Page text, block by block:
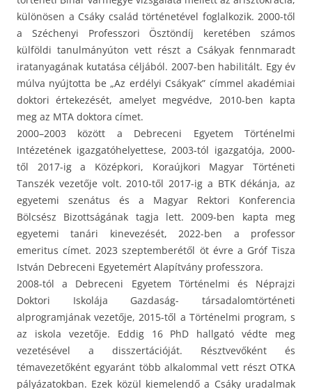
különösen a Csáky család történetével foglalkozik. 2000-től
a Széchenyi Professzori Ösztöndíj keretében számos
külföldi tanulmányúton vett részt a Csákyak fennmaradt
iratanyagának kutatása céljából. 2007-ben habilitált. Egy év
múlva nyújtotta be „Az erdélyi Csákyak” címmel akadémiai
doktori értekezését, amelyet megvédve, 2010-ben kapta
meg az MTA doktora címet.
2000–2003 között a Debreceni Egyetem Történelmi
Intézetének igazgatóhelyettese, 2003-tól igazgatója, 2000-
től 2017-ig a Középkori, Koraújkori Magyar Történeti
Tanszék vezetője volt. 2010-től 2017-ig a BTK dékánja, az
egyetemi szenátus és a Magyar Rektori Konferencia
Bölcsész Bizottságának tagja lett. 2009-ben kapta meg
egyetemi tanári kinevezését, 2022-ben a professor
emeritus címet. 2023 szeptemberétől öt évre a Gróf Tisza
István Debreceni Egyetemért Alapítvány professzora.
2008-tól a Debreceni Egyetem Történelmi és Néprajzi
Doktori Iskolája Gazdaság- társadalomtörténeti
alprogramjának vezetője, 2015-től a Történelmi program, s
az iskola vezetője. Eddig 16 PhD hallgató védte meg
vezetésével a disszertációját. Résztvevőként és
témavezetőként egyaránt több alkalommal vett részt OTKA
pályázatokban. Ezek közül kiemelendő a Csáky uradalmak